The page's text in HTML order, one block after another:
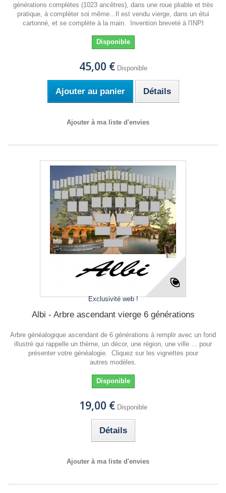
générations complètes (1023 ancêtres), dans une roue pliable et très
pratique, à compléter soi même...Il est vendu vierge, dans un étui
cartonné, et se complète à la main. Invention breveté à l'INPI
Disponible
45,00 € Disponible
Ajouter au panier Détails
Ajouter à ma liste d'envies
Exclusivité web !
Albi - Arbre ascendant vierge 6 générations
Arbre généalogique ascendant de 6 générations à remplir avec un fond
illustré qui rappelle un thème, un décor, une région, une ville ... pour
présenter votre généalogie. Cliquez sur les vignettes pour
autres modèles.
Disponible
19,00 € Disponible
Détails
Ajouter à ma liste d'envies